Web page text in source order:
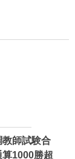
教師試験合
1000勝超